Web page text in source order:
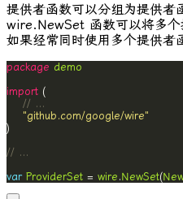
提供者函数可以分组为提供者
wire.NewSet 函数可以将多
如果经常同时使用多个提供者
package demo
import
// ...
"github.com/google/wire"
// ...
var ProviderSet = wire .NewSet(